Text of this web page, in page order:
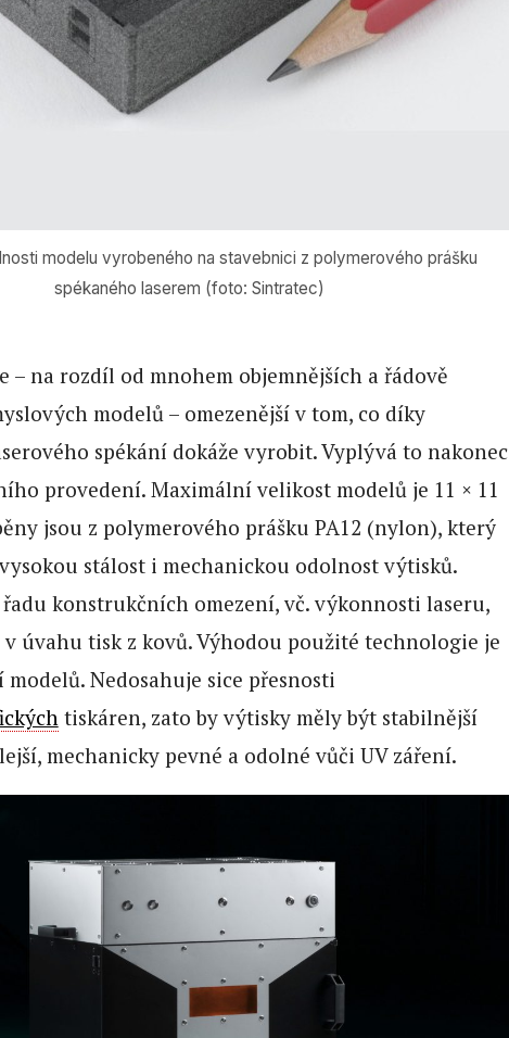
modelu vyrobeného na stavebnici z polymerového prášku
spékaného laserem (foto: Sintratec)
– na rozdíl od mnohem objemnějších a řádově
modelů – omezenější v tom, co díky
spékání dokáže vyrobit. Vyplývá to nakonec
provedení. Maximální velikost modelů je 11 × 11
jsou z polymerového prášku PA12 (nylon), který
stálost i mechanickou odolnost výtisků.
řadu konstrukčních omezení, vč. výkonnosti laseru,
úvahu tisk z kovů. Výhodou použité technologie je
Nedosahuje sice přesnosti
tiskáren, zato by výtisky měly být stabilnější
mechanicky pevné a odolné vůči UV záření.